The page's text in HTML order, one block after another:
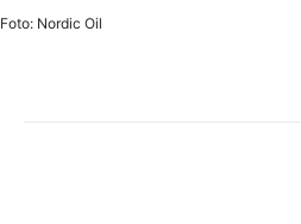
Foto: Nordic Oil